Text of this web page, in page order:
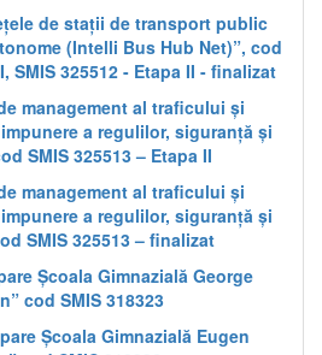
de stații de transport public
(Intelli Bus Hub Net)”, cod
SMIS 325512 - Etapa II - finalizat
management al traficului și
a regulilor, siguranță și
SMIS 325513 – Etapa II
management al traficului și
a regulilor, siguranță și
SMIS 325513 – finalizat
Școala Gimnazială George
cod SMIS 318323
Școala Gimnazială Eugen